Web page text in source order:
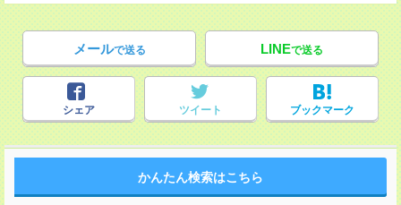
メールで送る LINEで送る
シェア ツイート ブックマーク
かんたん検索はこちら